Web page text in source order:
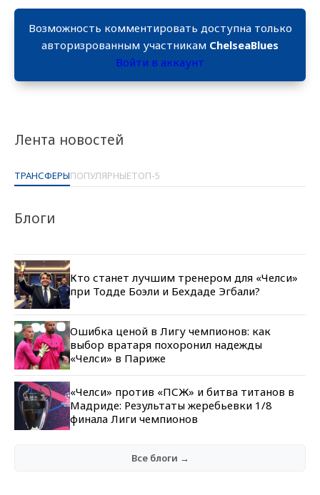
Лента новостей
ТРАНСФЕРЫПОПУЛЯРНЫЕТОП-5
Блоги
Кто станет лучшим тренером для «Челси»
при Тодде Боэли и Бехдаде Эгбали?
Ошибка ценой в Лигу чемпионов: как
выбор вратаря похоронил надежды
«Челси» в Париже
«Челси» против «ПСЖ» и битва титанов в
Мадриде: Результаты жеребьевки 1/8
финала Лиги чемпионов
Все блоги →
Возможность комментировать доступна только
авторизрованным участникам ChelseaBlues
Войти в аккаунт